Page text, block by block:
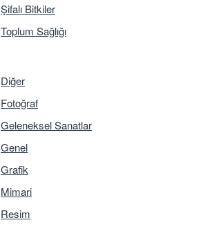
Şifalı Bitkiler
Toplum Sağlığı
Diğer
Fotoğraf
Geleneksel Sanatlar
Genel
Grafik
Mimari
Resim